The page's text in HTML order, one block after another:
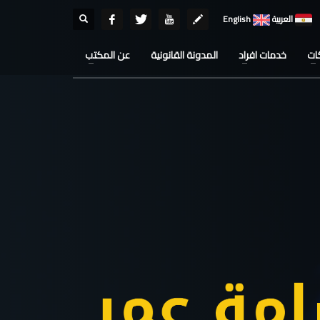
العربية English
خدمات افراد المدونة القانونية عن المكتب